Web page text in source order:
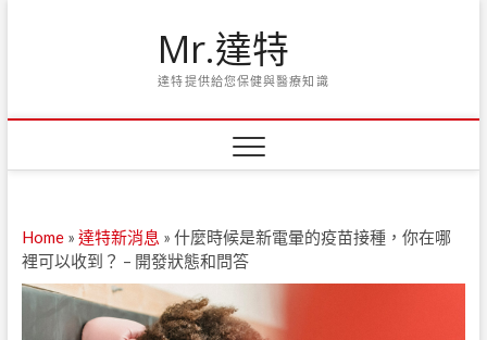
Mr.達特
達特提供給您保健與醫療知識
Home» 達特新消息 » 什麼時候是新電暈的疫苗接種，你在哪
裡可以收到？ – 開發狀態和問答